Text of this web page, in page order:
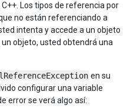
Los tipos de referencia por
no están referenciando a
intenta y accede a un objeto
objeto, usted obtendrá una
en su
configurar una variable
error se verá algo así: